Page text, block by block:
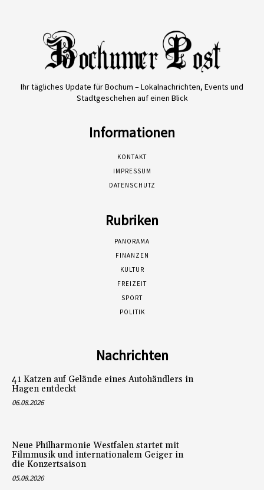
Ihr tägliches Update für Bochum – Lokalnachrichten, Events und
Stadtgeschehen auf einen Blick
Informationen
KONTAKT
IMPRESSUM
DATENSCHUTZ
Rubriken
PANORAMA
FINANZEN
KULTUR
FREIZEIT
SPORT
POLITIK
Nachrichten
41 Katzen auf Gelände eines Autohändlers in
Hagen entdeckt
06.08.2026
Neue Philharmonie Westfalen startet mit
Filmmusik und internationalem Geiger in
die Konzertsaison
05.08.2026